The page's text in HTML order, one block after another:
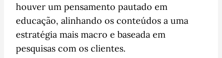
houver um pensamento pautado em
educação, alinhando os conteúdos a uma
estratégia mais macro e baseada em
pesquisas com os clientes.